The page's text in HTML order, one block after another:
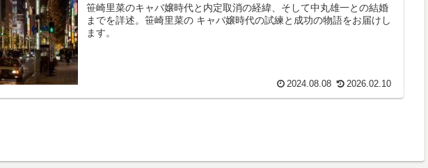
笹崎里菜のキャバ嬢時代と内定取消の経緯、そして中丸雄一との結婚
までを詳述。笹崎里菜の キャバ嬢時代の試練と成功の物語をお届けし
ます。
2024.08.08 2026.02.10